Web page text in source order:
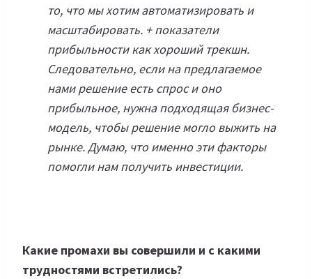
то, что мы хотим автоматизировать и
масштабировать. + показатели
прибыльности как хороший трекшн.
Следовательно, если на предлагаемое
нами решение есть спрос и оно
прибыльное, нужна подходящая бизнес-
модель, чтобы решение могло выжить на
рынке. Думаю, что именно эти факторы
помогли нам получить инвестиции.
Какие промахи вы совершили и с какими
трудностями встретились?